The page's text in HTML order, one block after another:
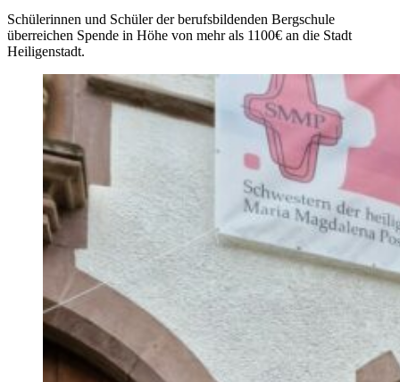
Schülerinnen und Schüler der berufsbildenden Bergschule
überreichen Spende in Höhe von mehr als 1100€ an die Stadt
Heiligenstadt.